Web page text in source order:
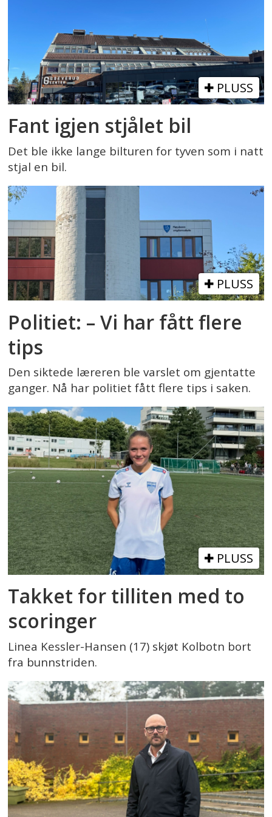
PLUSS
Fant igjen stjålet bil
Det ble ikke lange bilturen for tyven som i natt
stjal en bil.
PLUSS
Politiet: – Vi har fått flere
tips
Den siktede læreren ble varslet om gjentatte
ganger. Nå har politiet fått flere tips i saken.
PLUSS
Takket for tilliten med to
scoringer
Linea Kessler-Hansen (17) skjøt Kolbotn bort
fra bunnstriden.